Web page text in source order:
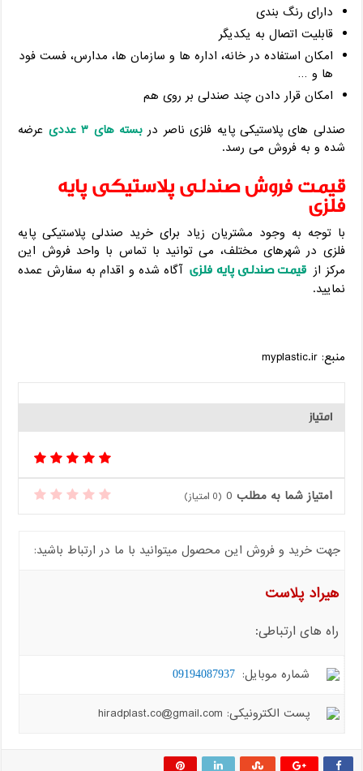
دارای رنگ بندی
قابلیت اتصال به یکدیگر
امکان استفاده در خانه، اداره ها و سازمان ها، مدارس، فست فود
ها و …
امکان قرار دادن چند صندلی بر روی هم
صندلی های پلاستیکی پایه فلزی ناصر دربسته های ۳ عددی
عرضه
شده و به فروش می رسد.
قیمت فروش صندلی پلاستیکی پایه
فلزی
با توجه به وجود مشتریان زیاد برای خرید صندلی پلاستیکی پایه
فلزی در شهرهای مختلف، می توانید با تماس با واحد فروش این
مرکز از قیمت صندلی پایه فلزی آگاه شده و اقدام به سفارش عمده
نمایید.
منبع: myplastic.ir
امتیاز
امتیاز شما به مطلب 0
(
0 امتیاز)
جهت خرید و فروش این محصول میتوانید با ما در ارتباط باشید:
هیراد پلاست
راه های ارتباطی:
شماره موبایل: 09194087937
پست الکترونیکی: hiradplast.co@gmail.com